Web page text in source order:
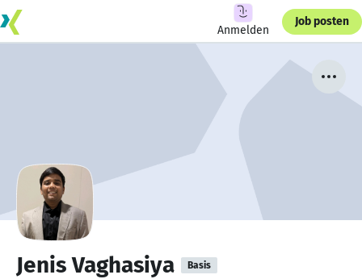
Anmelden
Job posten
Jenis Vaghasiya Basis